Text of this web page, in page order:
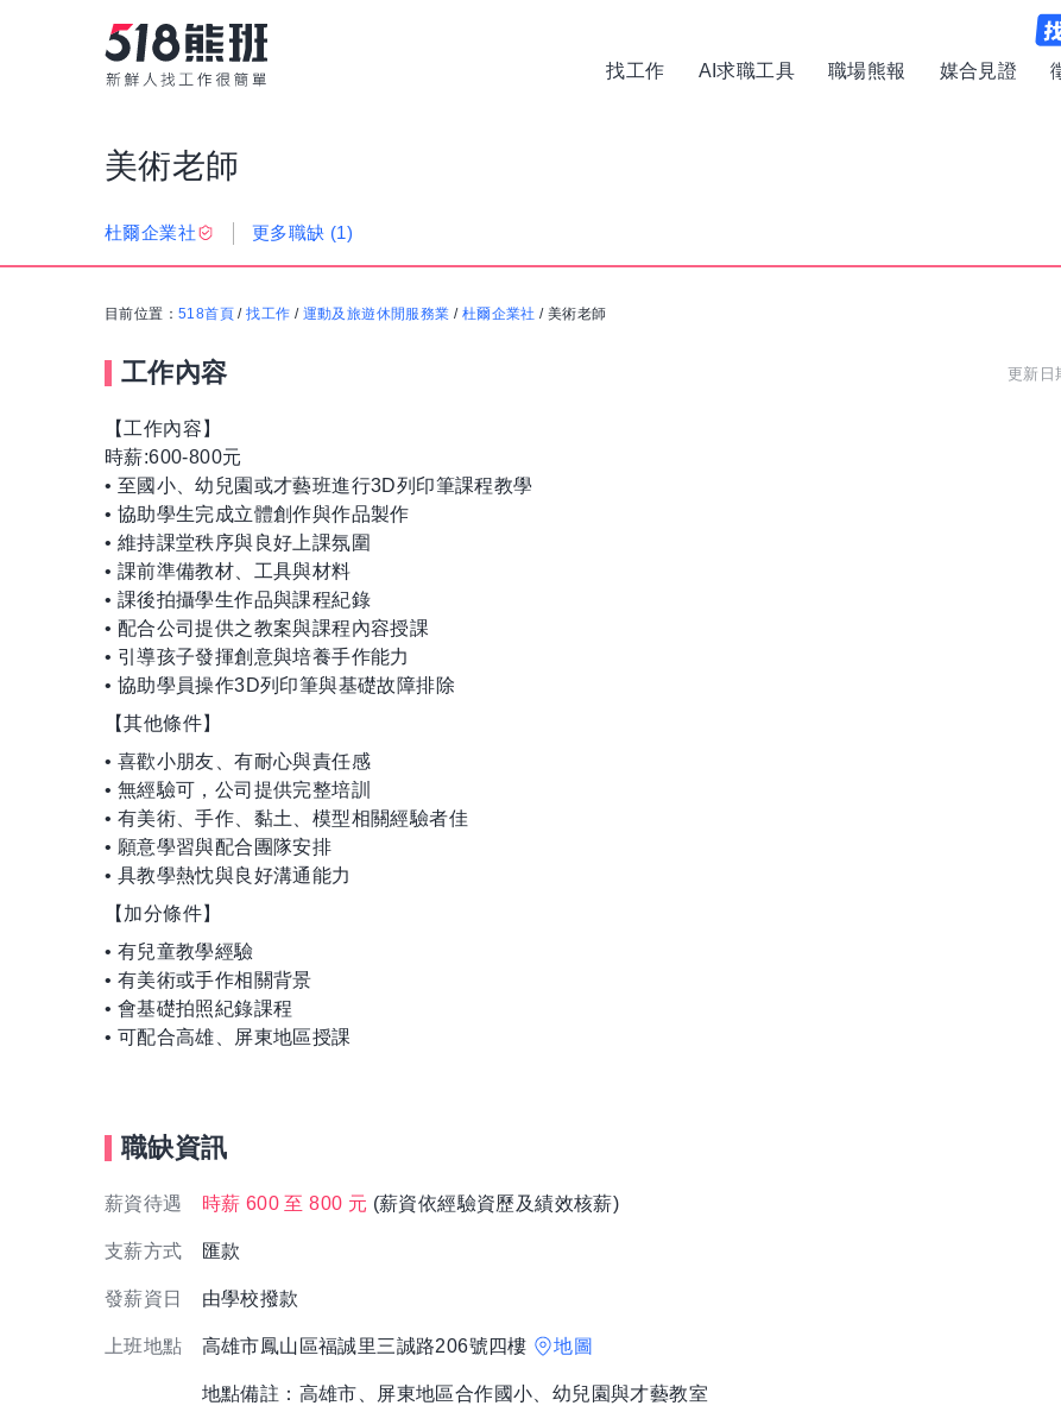
找工作 AI求職工具 職場熊報 媒合見證
美術老師
杜爾企業社 更多職缺 (1)
目前位置： 518首頁 /找工作 / 運動及旅遊休閒服務業 / 杜爾企業社 /美術老師
工作內容 更新日
【工作內容】
時薪:600-800元
• 至國小、幼兒園或才藝班進行3D列印筆課程教學
• 協助學生完成立體創作與作品製作
• 維持課堂秩序與良好上課氛圍
• 課前準備教材、工具與材料
• 課後拍攝學生作品與課程紀錄
• 配合公司提供之教案與課程內容授課
• 引導孩子發揮創意與培養手作能力
• 協助學員操作3D列印筆與基礎故障排除
【其他條件】
• 喜歡小朋友、有耐心與責任感
• 無經驗可，公司提供完整培訓
• 有美術、手作、黏土、模型相關經驗者佳
• 願意學習與配合團隊安排
• 具教學熱忱與良好溝通能力
【加分條件】
• 有兒童教學經驗
• 有美術或手作相關背景
• 會基礎拍照紀錄課程
• 可配合高雄、屏東地區授課
職缺資訊
薪資待遇 時薪 600 至 800 元 (薪資依經驗資歷及績效核薪)
支薪方式 匯款
發薪資日 由學校撥款
上班地點 高雄市鳳山區福誠里三誠路206號四樓 地圖
地點備註：高雄市、屏東地區合作國小、幼兒園與才藝教室